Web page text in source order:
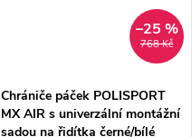
768 Kč
–25 %
Chrániče páček POLISPORT
MX AIR s univerzální montážní
sadou na řidítka černé/bílé